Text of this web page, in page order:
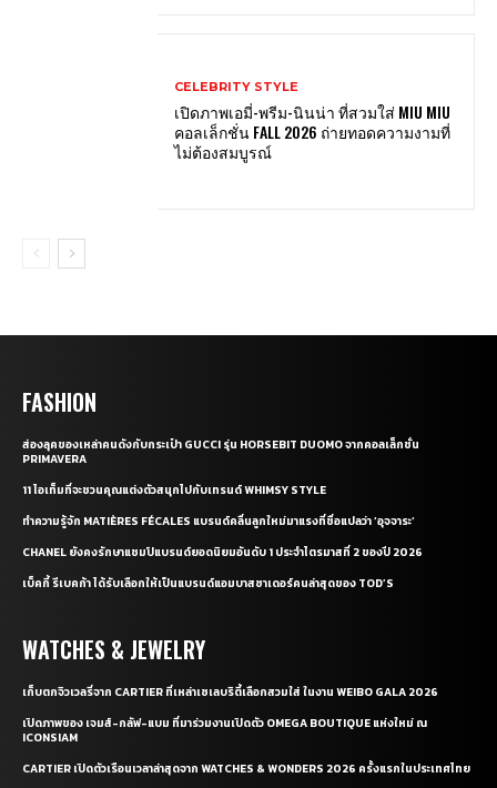
CELEBRITY STYLE
เปิดภาพเอมี่-พรีม-นินน่า ที่สวมใส่ MIU MIU
คอลเล็กชั่น FALL 2026 ถ่ายทอดความงามที่
ไม่ต้องสมบูรณ์
FASHION
ส่องลุคของเหล่าคนดังกับกระเป๋า GUCCI รุ่น HORSEBIT DUOMO จากคอลเล็กชั่น
PRIMAVERA
11 ไอเท็มที่จะชวนคุณแต่งตัวสนุกไปกับเทรนด์ WHIMSY STYLE
ทำความรู้จัก MATIÈRES FÉCALES แบรนด์คลื่นลูกใหม่มาแรงที่ชื่อแปลว่า ‘อุจจาระ’
CHANEL ยังคงรักษาแชมป์แบรนด์ยอดนิยมอันดับ 1 ประจำไตรมาสที่ 2 ของปี 2026
เบ็คกี้ รีเบคก้า ได้รับเลือกให้เป็นแบรนด์แอมบาสซาเดอร์คนล่าสุดของ TOD’S
WATCHES & JEWELRY
เก็บตกจิวเวลรี่จาก CARTIER ที่เหล่าเซเลบริตี้เลือกสวมใส่ ในงาน WEIBO GALA 2026
เปิดภาพของ เจมส์-กลัฟ-แบม ที่มาร่วมงานเปิดตัว OMEGA BOUTIQUE แห่งใหม่ ณ
ICONSIAM
CARTIER เปิดตัวเรือนเวลาล่าสุดจาก WATCHES & WONDERS 2026 ครั้งแรกในประเทศไทย